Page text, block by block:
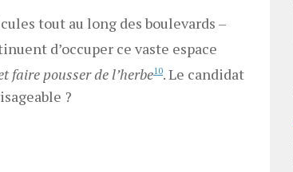
tout au long des boulevards –
d’occuper ce vaste espace
faire pousser de l’herbe10. Le candidat
?